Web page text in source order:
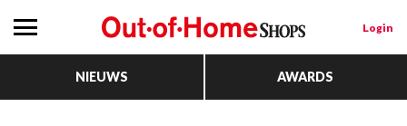
Login
NIEUWS AWARDS